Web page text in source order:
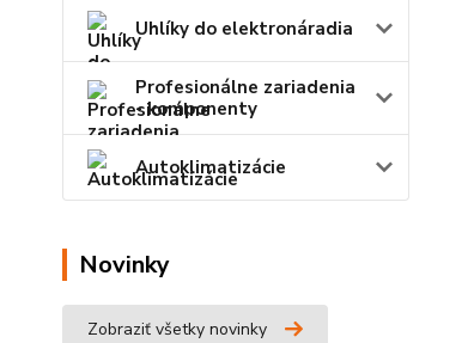
Uhlíky do elektronáradia
Profesionálne zariadenia
- komponenty
Autoklimatizácie
Novinky
Zobraziť všetky novinky